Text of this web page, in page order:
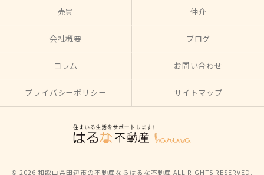
売買 仲介
会社概要 ブログ
コラム お問い合わせ
プライバシーポリシー サイトマップ
© 2026 和歌山県田辺市の不動産ならはるな不動産 ALL RIGHTS RESERVED.